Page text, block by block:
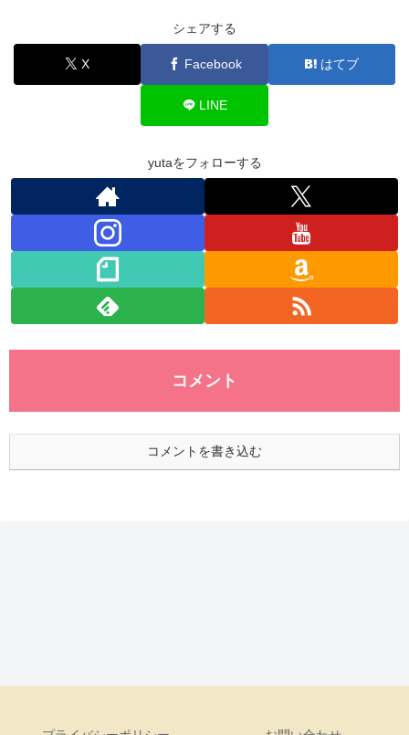
e
b
er
e
dI
at
s
A
p
p
ck
et
シェアする
X Facebook はてブ
LINE
yutaをフォローする
コメント
コメントを書き込む